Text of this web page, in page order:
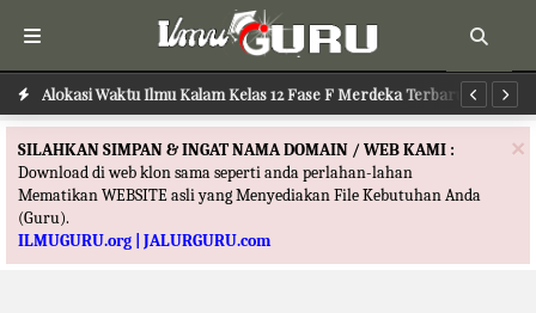
Alokasi Waktu Ilmu Kalam Kelas 12 Fase F Merdeka Terbaru
×
SILAHKAN SIMPAN & INGAT NAMA DOMAIN / WEB KAMI :
Download di web klon sama seperti anda perlahan-lahan
Mematikan WEBSITE asli yang Menyediakan File Kebutuhan Anda
(Guru).
ILMUGURU.org | JALURGURU.com